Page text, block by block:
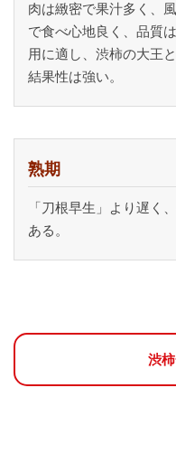
肉は緻密で果汁多く、
で食べ心地良く、品質
用に適し、渋柿の大王
結果性は強い。
熟期
「刀根早生」より遅く
ある。
渋